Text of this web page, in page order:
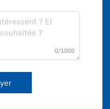
0/1000